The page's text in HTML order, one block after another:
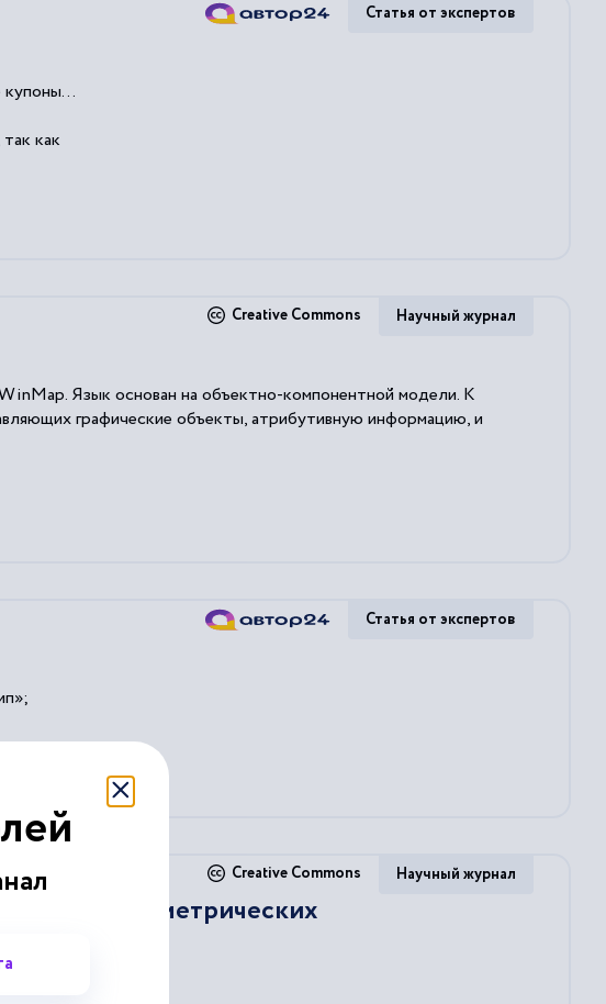
как
Статья от экспертов
Язык основан на объектно-компонентной модели. К
графические объекты, атрибутивную информацию, и
Creative Commons Научный журнал
»;
Статья от экспертов
аксонометрических
Creative Commons Научный журнал